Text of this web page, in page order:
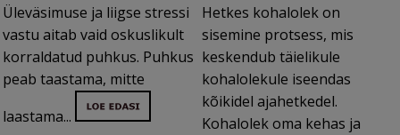
Üleväsimuse ja liigse stressi
vastu aitab vaid oskuslikult
korraldatud puhkus. Puhkus
peab taastama, mitte
laastama...
Hetkes kohalolek on
sisemine protsess, mis
keskendub täielikule
kohalolekule iseendas
kõikidel ajahetkedel.
Kohalolek oma kehas ja